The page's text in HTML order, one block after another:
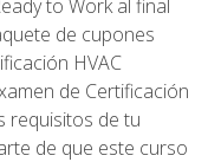
to Work al final
de cupones
HVAC
de Certificación
requisitos de tu
de que este curso